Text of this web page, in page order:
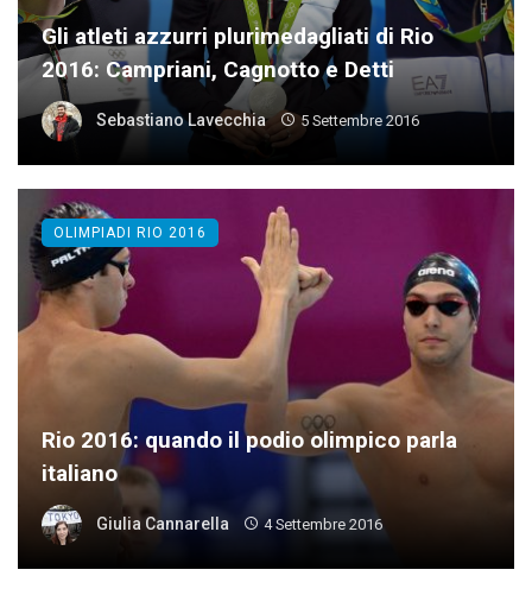
Gli atleti azzurri plurimedagliati di Rio
2016: Campriani, Cagnotto e Detti
Sebastiano Lavecchia 5 Settembre 2016
Rio 2016: quando il podio olimpico parla
italiano
Giulia Cannarella 4 Settembre 2016
OLIMPIADI RIO 2016